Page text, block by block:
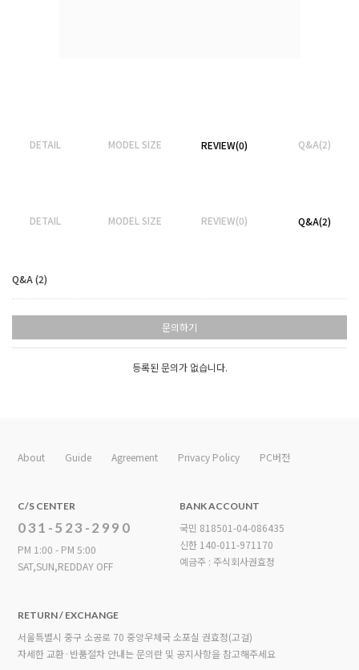
DETAIL MODEL SIZE REVIEW(0) Q&A(2)
DETAIL MODEL SIZE REVIEW(0) Q&A(2)
Q&A (2)
문의하기
등록된 문의가 없습니다.
About Guide Agreement Privacy Policy PC버전
C/S CENTER
031-523-2990
PM 1:00 - PM 5:00
SAT,SUN,REDDAY OFF
BANK ACCOUNT
국민 818501-04-086435
신한 140-011-971170
예금주 : 주식회사권효정
RETURN / EXCHANGE
서울특별시 중구 소공로 70 중앙우체국 소포실 권효정(고걸)
자세한 교환·반품절차 안내는 문의란 및 공지사항을 참고해주세요